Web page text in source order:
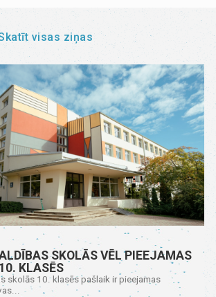
visas ziņas
SKOLĀS VĒL PIEEJAMAS
KLASĒS
skolās 10. klasēs pašlaik ir pieejamas